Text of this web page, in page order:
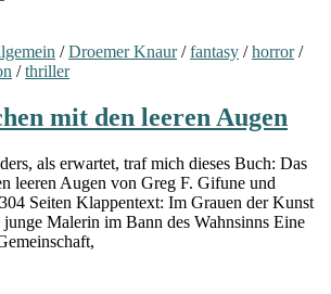
/Droemer Knaur/fantasy /horror/
/thriller
mit den leeren Augen
als erwartet, traf mich dieses Buch: Das
leeren Augen von Greg F. Gifune und
Seiten Klappentext: Im Grauen der Kunst
junge Malerin im Bann des Wahnsinns Eine